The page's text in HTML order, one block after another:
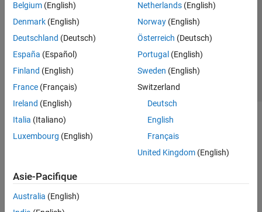
Belgium (English)
Denmark (English)
Deutschland (Deutsch)
España (Español)
Finland (English)
France (Français)
Ireland (English)
Italia (Italiano)
Luxembourg (English)
Netherlands(English)
Norway(English)
Österreich (Deutsch)
Portugal (English)
Sweden (English)
Switzerland
Deutsch
English
Français
United Kingdom(English)
Asie-Pacifique
Australia (English)
Lutte anti-piratage
Contacts locaux
© 1994-2026 The MathWorks, Inc.